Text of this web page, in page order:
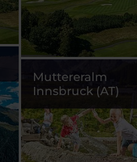
Muttereralm
Innsbruck (AT)